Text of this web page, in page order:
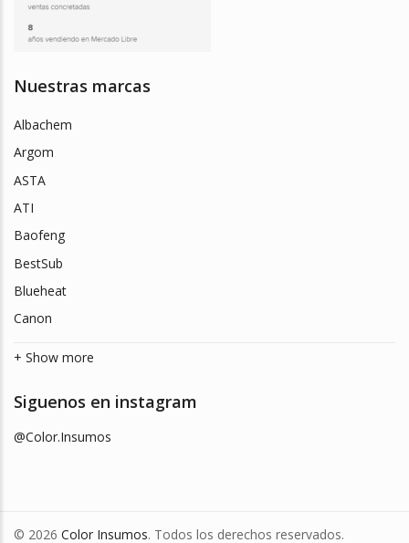
Nuestras marcas
Albachem
Argom
ASTA
ATI
Baofeng
BestSub
Blueheat
Canon
+ Show more
Siguenos en instagram
@Color.Insumos
© 2026 Color Insumos. Todos los derechos reservados.